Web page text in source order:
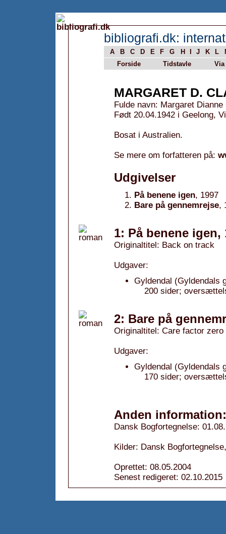
bibliografi.dk:
A B C D E F G H J K L
Forside
Tidstavle Via
MARGARET D.
Fulde navn: Margaret Dianne
Født 20.04.1942 i Geelong,
Bosat i Australien.
Se mere om forfatteren på:
Udgivelser
På benene igen, 1997
Bare på gennemrejse,
1: På benene igen,
Originaltitel: Back on track
Udgaver:
Gyldendal (Gyldendals
200 sider;
2: Bare på
Originaltitel: Care factor zero
Udgaver:
Gyldendal (Gyldendals
170 sider;
Anden information:
Dansk Bogfortegnelse:
Kilder: Dansk
Oprettet: 08.05.2004
Senest redigeret: 02.10.2015